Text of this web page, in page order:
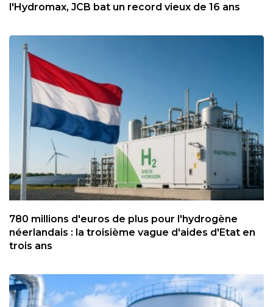
l'Hydromax, JCB bat un record vieux de 16 ans
780 millions d'euros de plus pour l'hydrogène
néerlandais : la troisième vague d'aides d'Etat en
trois ans